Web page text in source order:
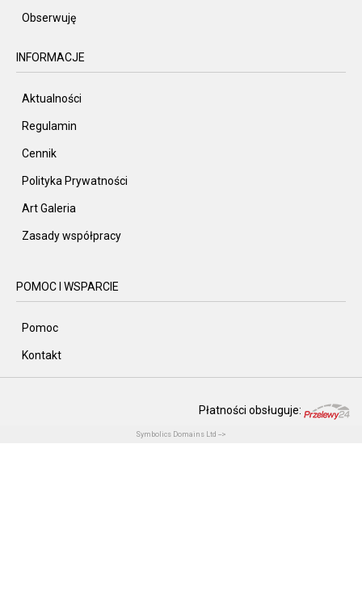
Obserwuję
INFORMACJE
Aktualności
Regulamin
Cennik
Polityka Prywatności
Art Galeria
Zasady współpracy
POMOC I WSPARCIE
Pomoc
Kontakt
Płatności obsługuje:
Symbolics Domains Ltd -->